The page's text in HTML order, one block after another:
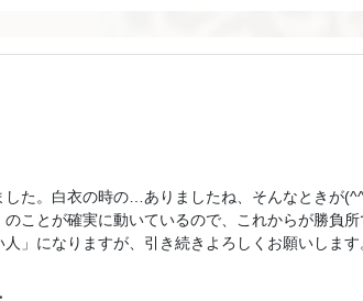
した。白衣の時の…ありましたね、そんなときが
ことが確実に動いているので、これからが勝負
」になりますが、引き続きよろしくお願いします